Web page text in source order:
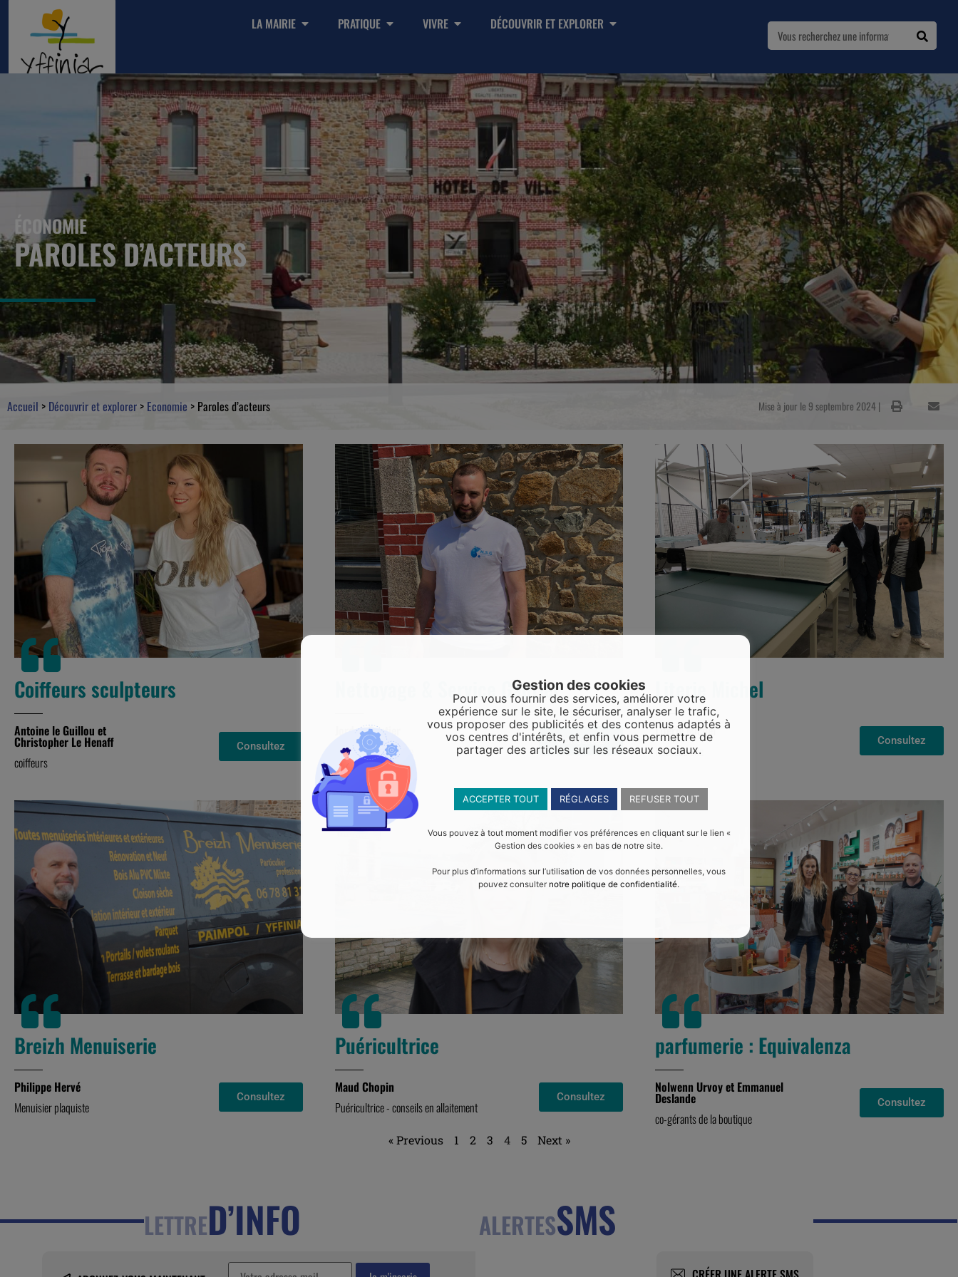
LA MAIRIE PRATIQUE VIVRE DÉCOUVRIR ET EXPLORER
ÉCONOMIE
PAROLES D’ACTEURS
Accueil > Découvrir et explorer > Economie > Paroles d’acteurs Mise à jour le 9 septembre 2024 |
Coiffeurs sculpteurs
Antoine le Guillou et
Christopher Le Henaff
coiffeurs
Consultez
Nettoyage & Service Gautier
Jordan Gautier
Service de nettoyage
Consultez
Literie Michel
Literie Michel
Nouveau site
Consultez
Breizh Menuiserie
Philippe Hervé
Menuisier plaquiste
Consultez
Puéricultrice
Maud Chopin
Puéricultrice - conseils en allaitement
Consultez
parfumerie : Equivalenza
Nolwenn Urvoy et Emmanuel
Deslande
co-gérants de la boutique
Consultez
« Previous 1 2 3 4 5 Next »
LETTRED’INFO ALERTESSMS
Gestion des cookies
Pour vous fournir des services, améliorer votre
expérience sur le site, le sécuriser, analyser le trafic,
vous proposer des publicités et des contenus adaptés à
vos centres d'intérêts, et enfin vous permettre de
partager des articles sur les réseaux sociaux.
ACCEPTER TOUT RÉGLAGES REFUSER TOUT
Vous pouvez à tout moment modifier vos préférences en cliquant sur le lien «
Gestion des cookies » en bas de notre site.
Pour plus d’informations sur l’utilisation de vos données personnelles, vous
pouvez consulter notre politique de confidentialité.